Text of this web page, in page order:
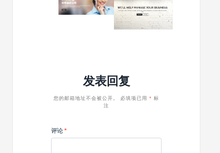
汉
化
版
发表回复
您的邮箱地址不会被公开。 必填项已用 * 标
注
评论 *